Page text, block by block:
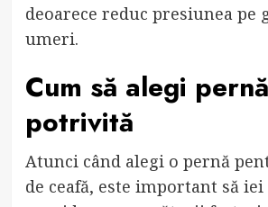
deoarece reduc presiunea pe
umeri.
Cum să alegi pernă
potrivită
Atunci când alegi o pernă
de ceafă, este important să